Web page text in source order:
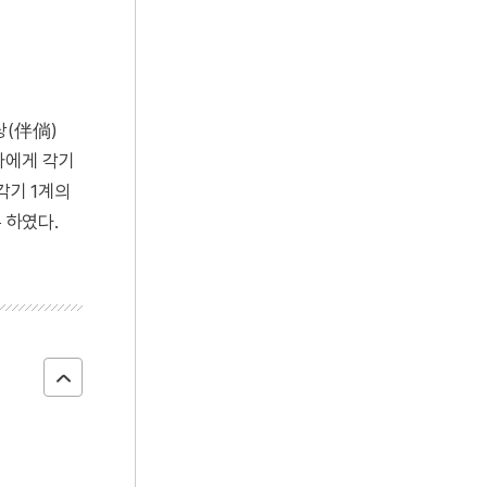
(伴倘)
게 각기
기 1계의
였다.